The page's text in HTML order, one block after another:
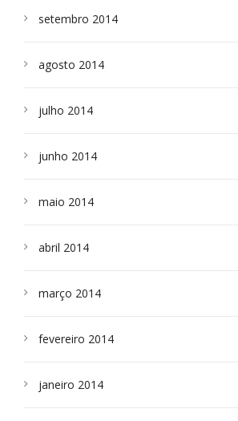
setembro 2014
agosto 2014
julho 2014
junho 2014
maio 2014
abril 2014
março 2014
fevereiro 2014
janeiro 2014